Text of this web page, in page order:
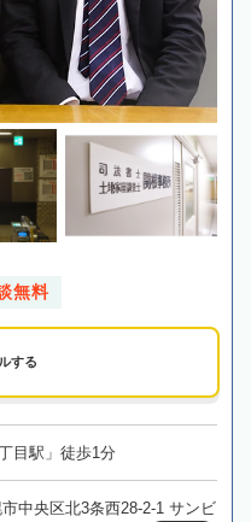
無料
する
目駅」徒歩1分
中央区北3条西28-2-1 サンビ